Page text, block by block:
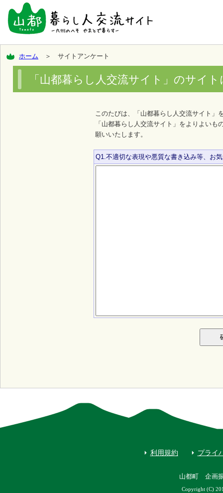
ホーム ＞ サイトアンケート
「山都暮らし人交流サイト」のサイ
このたびは、「山都暮らし人交流サイト」
「山都暮らし人交流サイト」をよりよい
願いいたします。
Q1.不適切な表現や悪質な書き込み等、お
利用規約 プライ
山都町 企画
Copyright (C)